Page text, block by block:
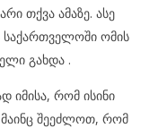
თქვა ამაზე. ასე
საქართველოში ომის
გახდა .
იმისა, რომ ისინი
მაინც შეეძლოთ, რომ